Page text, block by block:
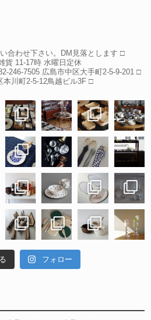
合わせ下さい。DM見落とします □
貨 11-17時 水曜日定休
246-7505 広島市中区大手町2-5-9-201 □
本川町2-5-12鳥越ビル3F □
フォロー